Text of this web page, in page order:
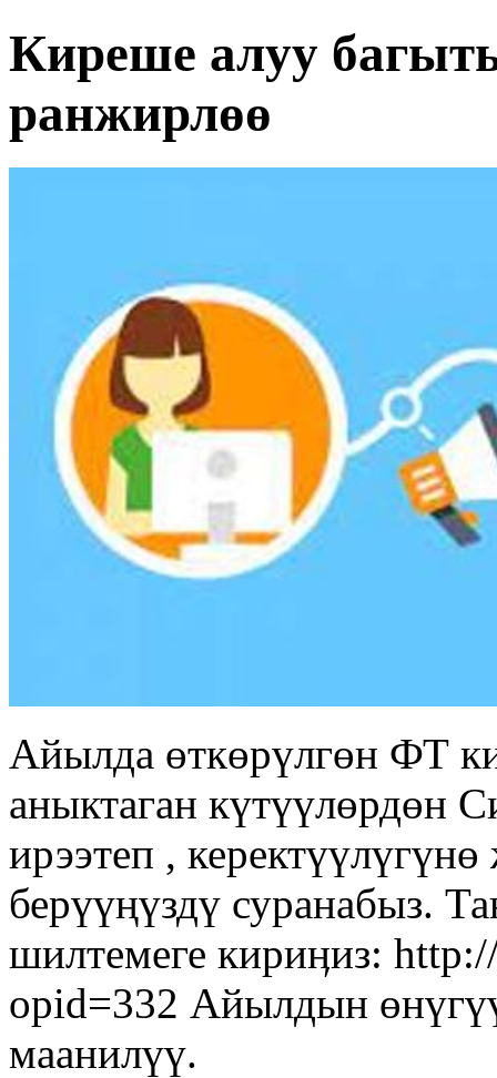
Киреше алуу
ранжирлөө
Айылда өткөрүлгөн ФТ
аныктаган күтүүлөрдөн
ирээтеп ,
берүүңүздү суранабыз.
шилтемеге кириӊиз:
opid=332 Айылдын
маанилүү.